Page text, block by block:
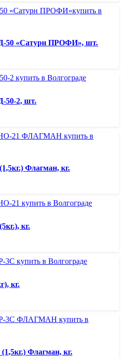
50 «Сатурн ПРОФИ», шт.
50-2, шт.
Флагман, кг.
кг.
кг.
Флагман, кг.